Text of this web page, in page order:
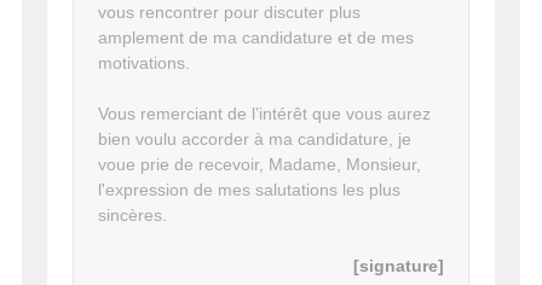
vous rencontrer pour discuter plus
amplement de ma candidature et de mes
motivations.
Vous remerciant de l’intérêt que vous aurez
bien voulu accorder à ma candidature, je
voue prie de recevoir, Madame, Monsieur,
l'expression de mes salutations les plus
sincères.
[signature]